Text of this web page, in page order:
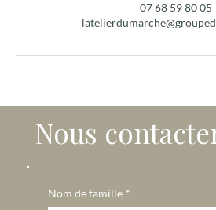
07 68 59 80 05
Nous
Nom de famille *